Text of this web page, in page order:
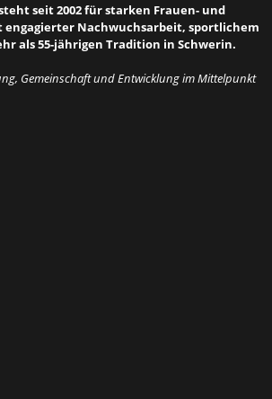
steht seit 2002 für starken Frauen- und
Nachwuchsarbeit, sportlichem
als 55-jährigen Tradition in Schwerin.
Gemeinschaft und Entwicklung im Mittelpunkt